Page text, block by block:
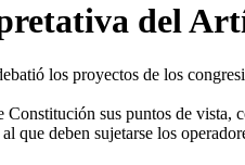
del
los proyectos de los
sus puntos de
que deben sujetarse los